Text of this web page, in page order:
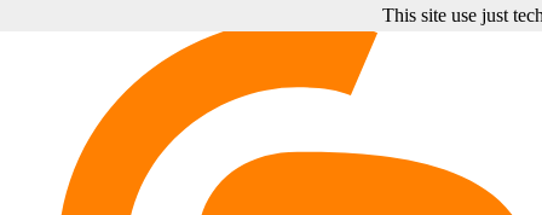
This site use just